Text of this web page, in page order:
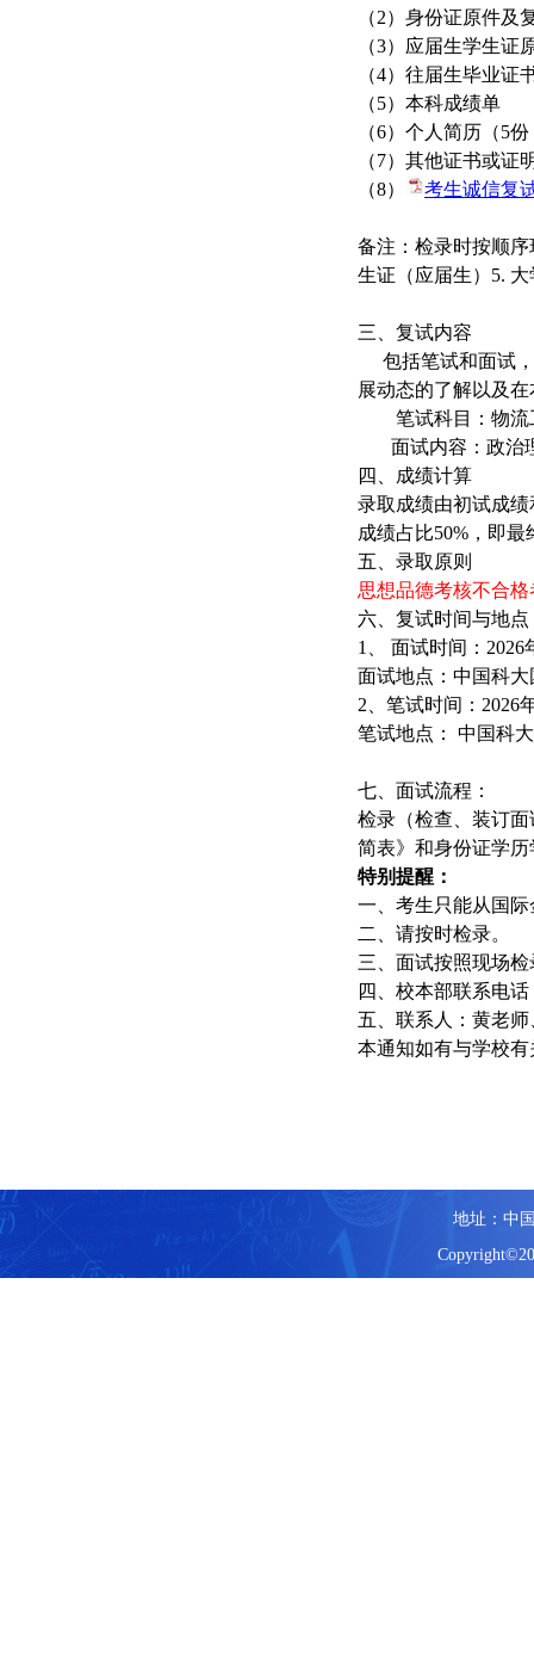
（2）身份证原件及
（3）应届生学生证
（4）往届生毕业证
（5）本科成绩单
（6）个人简历（5份
（7）其他证书或证
（8） 考生诚信复
备注：检录时按顺
生证（应届生） 5. 大
三、复试内容
包括笔试和面试
展动态的了解以及
笔试科目：物流
面试内容：政治
四、成绩计算
录取成绩由初试成
成绩占比50% ，即
五、录取原则
思想品德考核不合
六、复试时间与地点
1
、 面试时间： 2026
面试地点：中国科
2 、笔试时间： 2026
笔试地点： 中国科
七、面试流程：
检录（检查、装订
简表》和身份证学
特别提醒：
一、考生只能从国
二、请按时检录。
三、面试按照现场
四、校本部联系电话
五、联系人：黄老
本通知如有与学校
地址：中